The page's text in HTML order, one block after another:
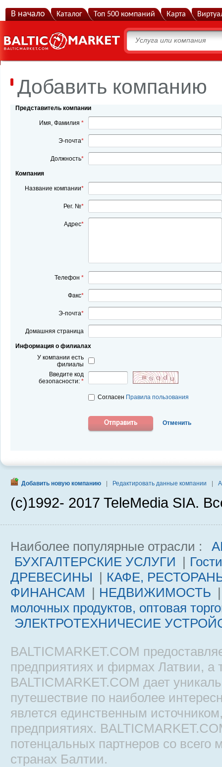
B начало Kаталог Топ 500 компаний Карта
Добавить компанию
Представитель компании
Имя, Фамилия *
Э-почта*
Должность*
Компания
Название компании*
Рег. №*
Адрес*
Телефон *
Факс*
Э-почта*
Домашняя страница
Информация о филиалах
У компании есть
филиалы
Введите код
безопасности: *
Согласен Правила пользования
Отправить Отменить
Добавить новую компанию Редактировать данные компании
(c)1992- 2017 TeleMedia SIA.
Наиболее популярные отрасли :
БУХГАЛТЕРСКИЕ УСЛУГИ |
ДРЕВЕСИНЫ | КАФЕ,
ФИНАНСАМ | НЕДВИЖИМОСТЬ |
молочных продуктов, оптовая
ЭЛЕКТРОТЕХНИЧЕСИЕ
BALTICMARKET.COM
предприятиях и фирмах Латвии, а
BALTICMARKET.COM дает
путешествие по наиболее
явлется единственным
предприятиях.
потенцальных партнеров со
странах Балтии.